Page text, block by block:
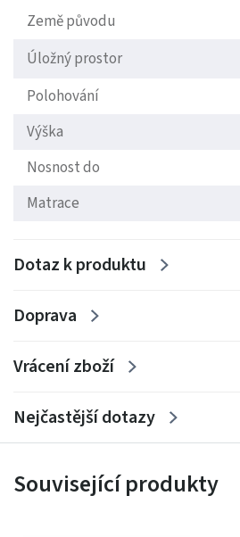
Země původu
Úložný prostor
Polohování
Výška
Nosnost do
Matrace
Dotaz k produktu
Doprava
Vrácení zboží
Nejčastější dotazy
Související produkty